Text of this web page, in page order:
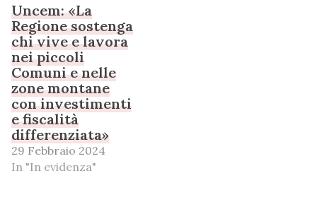
Uncem: «La
Regione sostenga
chi vive e lavora
nei piccoli
Comuni e nelle
zone montane
con investimenti
e fiscalità
differenziata»
29 Febbraio 2024
In "In evidenza"